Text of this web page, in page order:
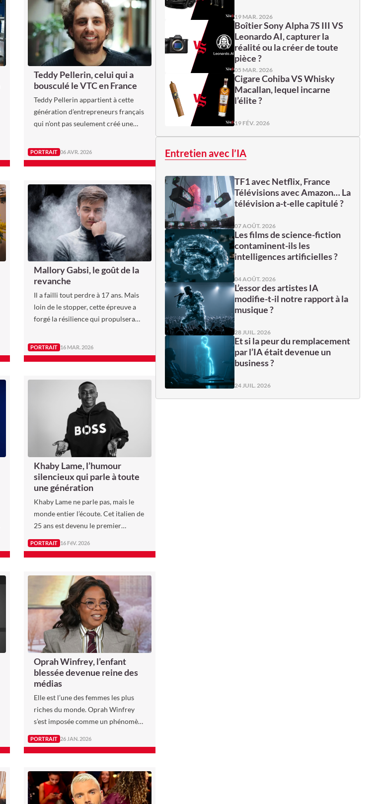
Teddy Pellerin, celui qui a
bousculé le VTC en France
Teddy Pellerin appartient à cette
génération d’entrepreneurs français
qui n’ont pas seulement créé une
d’un secteur verrouillé.
PORTRAIT 06 AVR. 2026
Mallory Gabsi, le goût de la
revanche
Il a failli tout perdre à 17 ans. Mais
loin de le stopper, cette épreuve a
forgé la résilience qui propulsera
plus prometteurs de sa génération.
PORTRAIT 16 MAR. 2026
Khaby Lame, l’humour
silencieux qui parle à toute
une génération
Khaby Lame ne parle pas, mais le
monde entier l’écoute. Cet italien de
25 ans est devenu le premier
TikToker au monde à dépasser les
100 millions d’abonnés, sans jamais
PORTRAIT 16 FéV. 2026
Oprah Winfrey, l’enfant
blessée devenue reine des
médias
Elle est l’une des femmes les plus
riches du monde. Oprah Winfrey
s’est imposée comme un phénomène
médiatique inégalé. Première
femme noire milliardaire, celle que
espace de vérité, misant sur
l’authenticité et la sensibilité.
PORTRAIT 26 JAN. 2026
19 MAR. 2026
Boîtier Sony Alpha 7S III VS
Leonardo AI, capturer la
réalité ou la créer de toute
pièce ?
05 MAR. 2026
Cigare Cohiba VS Whisky
Macallan, lequel incarne
l’élite ?
19 FÉV. 2026
Entretien avec l’IA
TF1 avec Netflix, France
Télévisions avec Amazon… La
télévision a-t-elle capitulé ?
07 AOÛT. 2026
Les films de science-fiction
contaminent-ils les
intelligences artificielles ?
04 AOÛT. 2026
L’essor des artistes IA
modifie-t-il notre rapport à la
musique ?
28 JUIL. 2026
Et si la peur du remplacement
par l’IA était devenue un
business ?
24 JUIL. 2026